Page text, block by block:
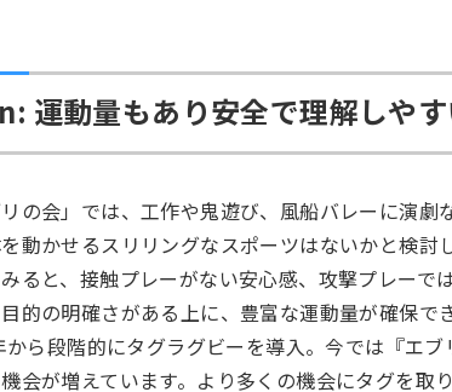
運動量もあり安全で理解しや
リの会」では、工作や鬼遊び、風船バレーに演
動かせるスリリングなスポーツはないかと検
ると、接触プレーがない安心感、攻撃プレー
的の明確さがある上に、豊富な運動量が確保で
から段階的にタグラグビーを導入。今では『エ
会が増えています。より多くの機会にタグを